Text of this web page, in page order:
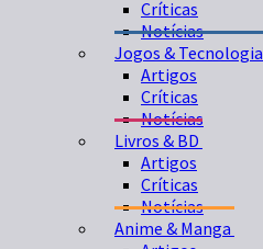
Críticas
Notícias
Jogos & Tecnologia
Artigos
Críticas
Notícias
Livros & BD
Artigos
Críticas
Notícias
Anime & Manga